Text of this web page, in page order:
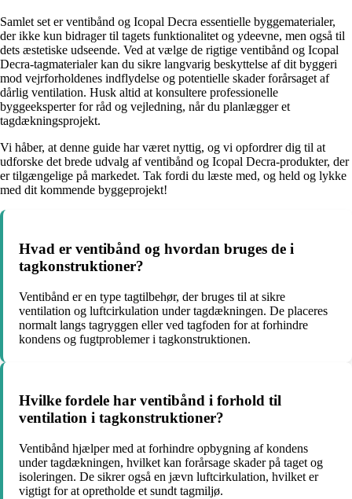
Samlet set er ventibånd og Icopal Decra essentielle byggematerialer,
der ikke kun bidrager til tagets funktionalitet og ydeevne, men også til
dets æstetiske udseende. Ved at vælge de rigtige ventibånd og Icopal
Decra-tagmaterialer kan du sikre langvarig beskyttelse af dit byggeri
mod vejrforholdenes indflydelse og potentielle skader forårsaget af
dårlig ventilation. Husk altid at konsultere professionelle
byggeeksperter for råd og vejledning, når du planlægger et
tagdækningsprojekt.
Vi håber, at denne guide har været nyttig, og vi opfordrer dig til at
udforske det brede udvalg af ventibånd og Icopal Decra-produkter, der
er tilgængelige på markedet. Tak fordi du læste med, og held og lykke
med dit kommende byggeprojekt!
Hvad er ventibånd og hvordan bruges de i
tagkonstruktioner?
Ventibånd er en type tagtilbehør, der bruges til at sikre
ventilation og luftcirkulation under tagdækningen. De placeres
normalt langs tagryggen eller ved tagfoden for at forhindre
kondens og fugtproblemer i tagkonstruktionen.
Hvilke fordele har ventibånd i forhold til
ventilation i tagkonstruktioner?
Ventibånd hjælper med at forhindre opbygning af kondens
under tagdækningen, hvilket kan forårsage skader på taget og
isoleringen. De sikrer også en jævn luftcirkulation, hvilket er
vigtigt for at opretholde et sundt tagmiljø.